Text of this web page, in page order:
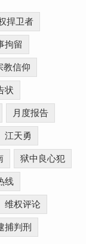
捍卫者
拘留
教信仰
状
月度报告
江天勇
狱中良心犯
线
维权评论
捕判刑